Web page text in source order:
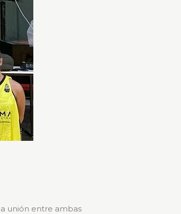
unión entre ambas